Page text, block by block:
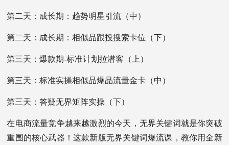
第二天：成长期：趋势明星引流（中）
第二天：成长期：相似品跟投搜索卡位（下）
第三天：爆款期-标准计划拉潜客（上）
第三天：标准实操相似品爆品流量金卡（中）
第三天：答疑无界矩阵实操（下）
在电商流量竞争越来越激烈的今天，无界关键词就是你突破
重围的核心武器！这款新版无界关键词爆流课，教你用全新